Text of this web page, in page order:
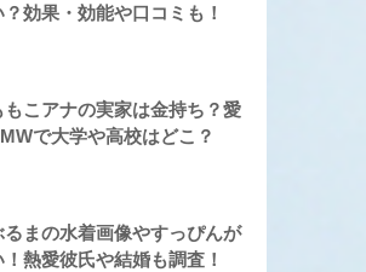
効果・効能や口コミも！
もこアナの実家は金持ち？愛
で大学や高校はどこ？
るまの水着画像やすっぴんが
！熱愛彼氏や結婚も調査！